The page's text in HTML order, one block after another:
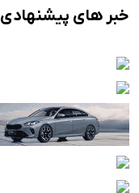
خبر های پیشنهادی